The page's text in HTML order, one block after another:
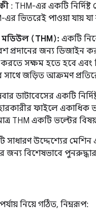
: THM-এর একটি
এর ভিতরেই পাওয়া যায়
মডিউল (THM): একটি
প্রদানের জন্য ডিজাইন
সক্ষম হতে হবে এবং
সাথে জড়িত আক্রমণ
ডাটাবেসের একটি
ফাইলে একাধিক
THM একটি ভল্টের
সাধারণ উদ্দেশ্যের মেশিন
জন্য বিশেষভাবে
নিয়ে গঠিত, নিম্নরূপ: